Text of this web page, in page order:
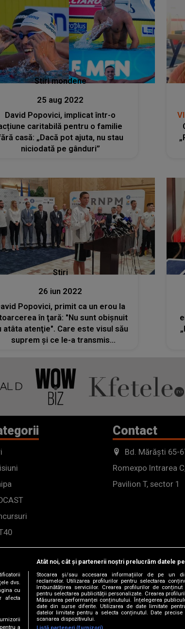
Stiri mondene
25 aug 2022
David Popovici, implicat într-o
caritabilă pentru o familie
casă: „Dacă pot ajuta, nu stau
niciodată pe gânduri”
Stiri
26 iun 2022
Popovici, primit ca un erou la
în ţară: "Nu sunt obişnuit
atâta atenţie". Care este visul său
suprem şi ce le-a transmis
Contact
Bd. Mărăști 65-
Romexpo Intrarea
Pavilion T, sector 1
dvs.
cu
afecta
a
Atât noi, cât și partenerii noștri prelucrăm datele
Stocarea și/sau accesarea informațiilor de pe un
reclamelor. Utilizarea profilurilor pentru selectarea
îmbunătățirea serviciilor. Crearea profilurilor de
pentru selectarea publicității personalizate. Crearea
Măsurarea performanței conținutului. Înțelegerea
date din surse diferite. Utilizarea de date limitate
datelor limitate pentru a selecta conținutul. Date
scanarea dispozitivului.